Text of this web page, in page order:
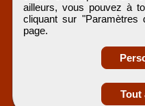
ailleurs, vous pouvez à
cliquant sur
page.
Tout